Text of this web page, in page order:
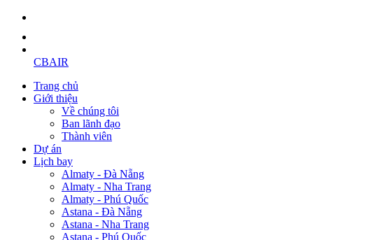
CBAIR
Trang chủ
Giới thiệu
Về chúng tôi
Ban lãnh đạo
Thành viên
Dự án
Lịch bay
Almaty - Đà Nẵng
Almaty - Nha Trang
Almaty - Phú Quốc
Astana - Đà Nẵng
Astana - Nha Trang
Astana - Phú Quốc